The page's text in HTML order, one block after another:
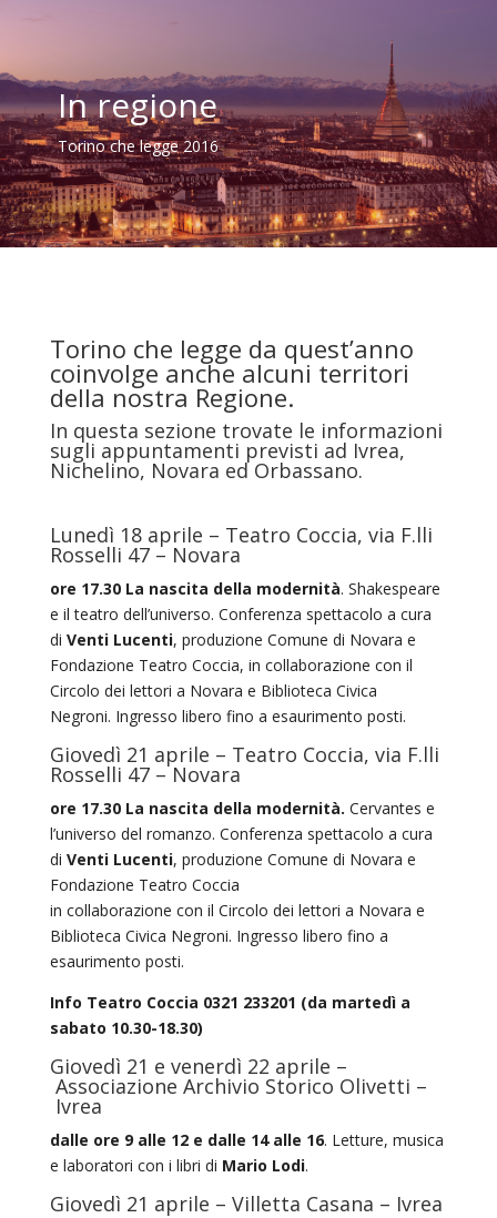
In regione
Torino che legge 2016
Torino che legge da quest’anno
coinvolge anche alcuni territori
della nostra Regione.
In questa sezione trovate le informazioni
sugli appuntamenti previsti ad Ivrea,
Nichelino, Novara ed Orbassano.
Lunedì 18 aprile – Teatro Coccia, via F.lli
Rosselli 47 – Novara
ore 17.30 La nascita della modernità. Shakespeare
e il teatro dell’universo. Conferenza spettacolo a cura
di Venti Lucenti, produzione Comune di Novara e
Fondazione Teatro Coccia, in collaborazione con il
Circolo dei lettori a Novara e Biblioteca Civica
Negroni. Ingresso libero fino a esaurimento posti.
Giovedì 21 aprile – Teatro Coccia, via F.lli
Rosselli 47 – Novara
ore 17.30 La nascita della modernità. Cervantes e
l’universo del romanzo. Conferenza spettacolo a cura
di Venti Lucenti, produzione Comune di Novara e
Fondazione Teatro Coccia
in collaborazione con il Circolo dei lettori a Novara e
Biblioteca Civica Negroni. Ingresso libero fino a
esaurimento posti.
Info Teatro Coccia 0321 233201 (da martedì a
sabato 10.30-18.30)
Giovedì 21 e venerdì 22 aprile –
Associazione Archivio Storico Olivetti –
Ivrea
dalle ore 9 alle 12 e dalle 14 alle 16. Letture, musica
e laboratori con i libri di Mario Lodi.
Giovedì 21 aprile – Villetta Casana – Ivrea